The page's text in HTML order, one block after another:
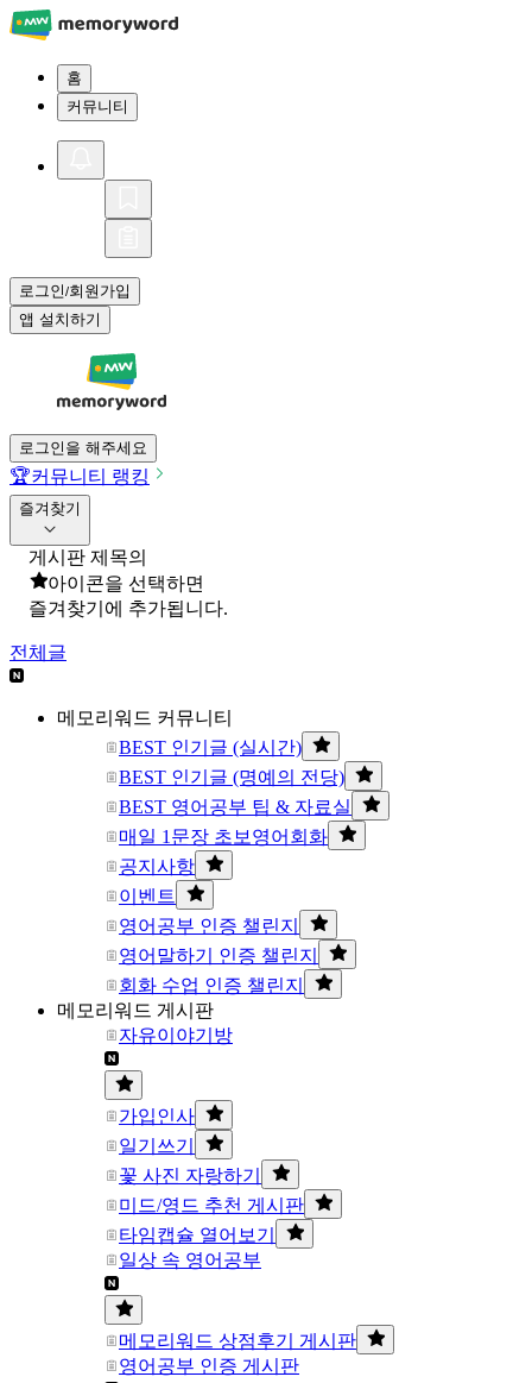
홈
커뮤니티
로그인/회원가입
앱 설치하기
로그인을 해주세요
🏆커뮤니티 랭킹
즐겨찾기
게시판 제목의
아이콘을 선택하면
즐겨찾기에 추가됩니다.
전체글
메모리워드 커뮤니티
BEST 인기글 (실시간)
BEST 인기글 (명예의 전당)
BEST 영어공부 팁 & 자료실
매일 1문장 초보영어회화
공지사항
이벤트
영어공부 인증 챌린지
영어말하기 인증 챌린지
회화 수업 인증 챌린지
메모리워드 게시판
자유이야기방
가입인사
일기쓰기
꽃 사진 자랑하기
미드/영드 추천 게시판
타임캡슐 열어보기
일상 속 영어공부
메모리워드 상점후기 게시판
영어공부 인증 게시판